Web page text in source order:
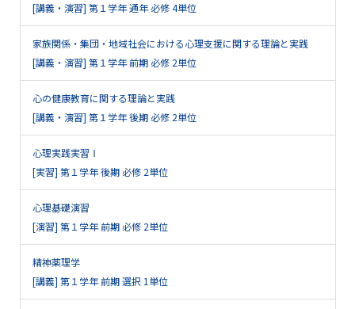
[講義・演習] 第１学年 通年 必修 4単位
家族関係・集団・地域社会における心理支援に関する理論と実践
[講義・演習] 第１学年 前期 必修 2単位
心の健康教育に関する理論と実践
[講義・演習] 第１学年 後期 必修 2単位
心理実践実習Ⅰ
[実習] 第１学年 後期 必修 2単位
心理基礎演習
[演習] 第１学年 前期 必修 2単位
精神薬理学
[講義] 第１学年 前期 選択 1単位